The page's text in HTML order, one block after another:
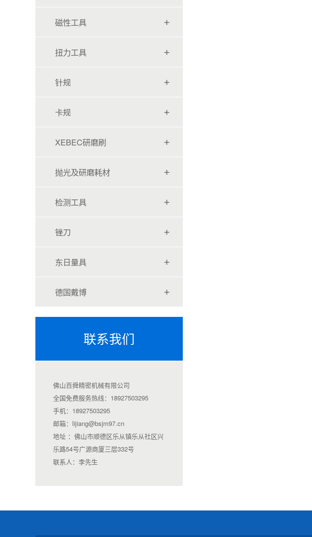
磁性工具
扭力工具
针规
卡规
XEBEC研磨刷
抛光及研磨耗材
检测工具
锉刀
东日量具
德国戴博
联系我们
佛山百舜精密机械有限公司
全国免费服务热线：18927503295
手机：18927503295
邮箱：lijiang@bsjm97.cn
地址 ：佛山市顺德区乐从镇乐从社区兴
乐路54号广源商厦三层332号
联系人：李先生